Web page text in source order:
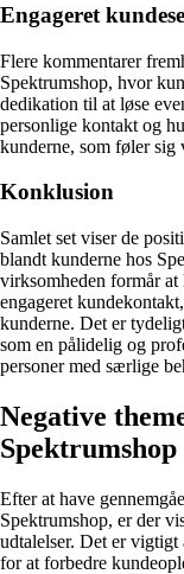
Engageret
Flere kommentarer
Spektrumshop, hvor
dedikation til at løse
personlige kontakt og
kunderne, som føler sig
Konklusion
Samlet set viser de
blandt kunderne hos
virksomheden formår
engageret
kunderne. Det er
som en pålidelig og
personer med særlige
Negative
Spektrumshop
Efter at have
Spektrumshop, er der
udtalelser. Det er vigtigt
for at forbedre